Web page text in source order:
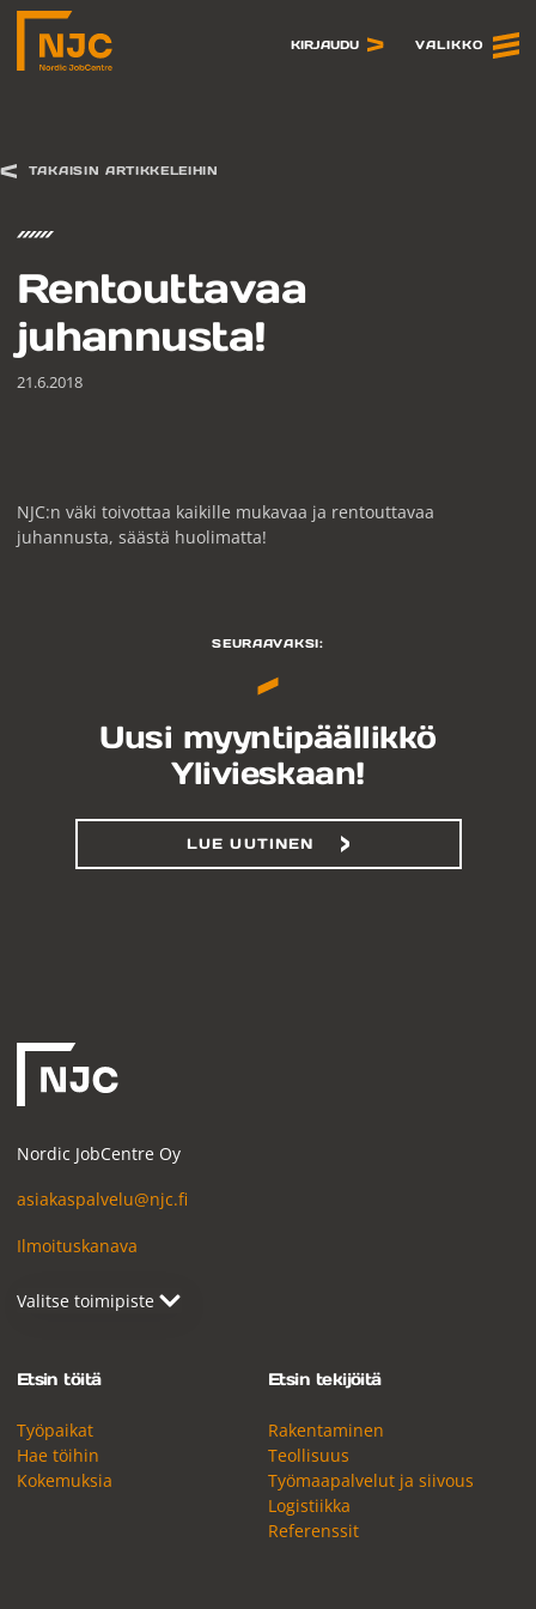
Siirry
sisältöön
KIRJAUDU VALIKKO
TAKAISIN ARTIKKELEIHIN
Rentouttavaa
juhannusta!
21.6.2018
NJC:n väki toivottaa kaikille mukavaa ja rentouttavaa
juhannusta, säästä huolimatta!
SEURAAVAKSI:
Uusi myyntipäällikkö
Ylivieskaan!
LUE UUTINEN
Nordic JobCentre Oy
asiakaspalvelu@njc.fi
Ilmoituskanava
Etsin töitä
Työpaikat
Hae töihin
Kokemuksia
Etsin tekijöitä
Rakentaminen
Teollisuus
Työmaapalvelut ja siivous
Logistiikka
Referenssit